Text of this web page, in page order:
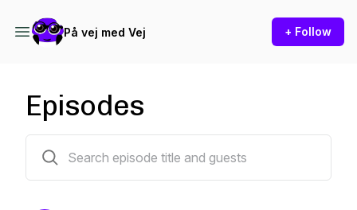
På vej med Vej + Follow
Episodes